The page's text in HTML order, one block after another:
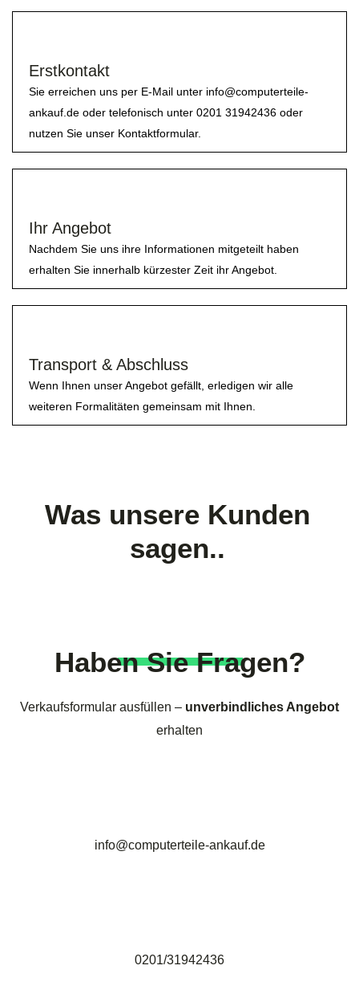
Erstkontakt
Sie erreichen uns per E-Mail unter info@computerteile-
ankauf.de oder telefonisch unter 0201 31942436 oder
nutzen Sie unser Kontaktformular.
Ihr Angebot
Nachdem Sie uns ihre Informationen mitgeteilt haben
erhalten Sie innerhalb kürzester Zeit ihr Angebot.
Transport & Abschluss
Wenn Ihnen unser Angebot gefällt, erledigen wir alle
weiteren Formalitäten gemeinsam mit Ihnen.
Was unsere Kunden
sagen..
Haben Sie Fragen?
Verkaufsformular ausfüllen – unverbindliches Angebot
erhalten
info@computerteile-ankauf.de
0201/31942436